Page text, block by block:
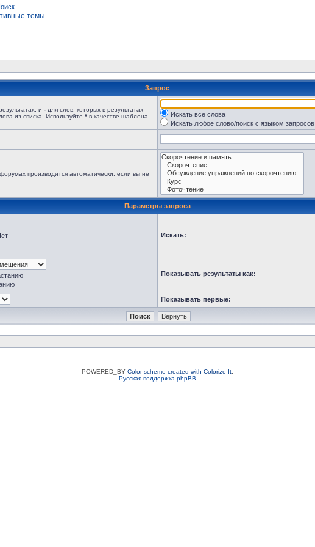
темы
Запрос
и - для слов, которых в результатах
из списка. Используйте * в качестве шаблона
Искать все слова
Искать любое слово/поиск с языком запросов
производится автоматически, если вы не
Параметры запроса
Искать:
Показывать результаты как:
Показывать первые:
POWERED_BY Color scheme created with Colorize It.
Русская поддержка phpBB